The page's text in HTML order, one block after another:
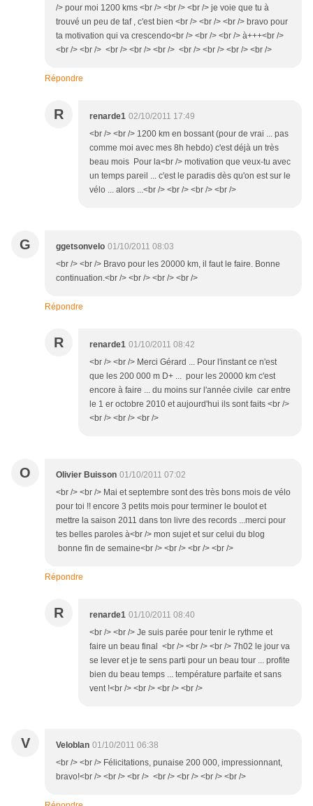
/> pour moi 1200 kms <br /> <br /> <br /> je voie que tu à
trouvé un peu de taf , c'est bien <br /> <br /> <br /> bravo pour
ta motivation qui va crescendo<br /> <br /> <br /> à+++<br />
<br /> <br /> <br /> <br /> <br /> <br /> <br /> <br /> <br />
Répondre
R renarde1 02/10/2011 17:49
<br /> <br /> 1200 km en bossant (pour de vrai ... pas
comme moi avec mes 8h hebdo) c'est déjà un très
beau mois Pour la<br /> motivation que veux-tu avec
un temps pareil ... c'est le paradis dès qu'on est sur le
vélo ... alors ...<br /> <br /> <br /> <br />
G ggetsonvelo 01/10/2011 08:03
<br /> <br /> Bravo pour les 20000 km, il faut le faire. Bonne
continuation.<br /> <br /> <br /> <br />
Répondre
R renarde1 01/10/2011 08:42
<br /> <br /> Merci Gérard ... Pour l'instant ce n'est
que les 200 000 m D+ ... pour les 20000 km c'est
encore à faire ... du moins sur l'année civile car entre
le 1 er octobre 2010 et aujourd'hui ils sont faits <br />
<br /> <br /> <br />
O Olivier Buisson 01/10/2011 07:02
<br /> <br /> Mai et septembre sont des très bons mois de vélo
pour toi !! encore 3 petits mois pour terminer le boulot et
mettre la saison 2011 dans ton livre des records ...merci pour
tes belles paroles à<br /> mon sujet et sur celui du blog
bonne fin de semaine<br /> <br /> <br /> <br />
Répondre
R renarde1 01/10/2011 08:40
<br /> <br /> Je suis parée pour tenir le rythme et
faire un beau final <br /> <br /> <br /> 7h02 le jour va
se lever et je te sens parti pour un beau tour ... profite
bien du beau temps ... température parfaite et sans
vent !<br /> <br /> <br /> <br />
V Veloblan 01/10/2011 06:38
<br /> <br /> Félicitations, punaise 200 000, impressionnant,
bravo!<br /> <br /> <br /> <br /> <br /> <br /> <br />